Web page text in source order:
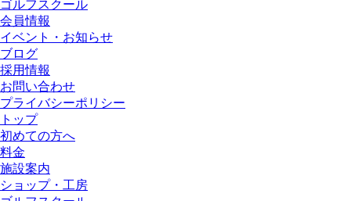
ゴルフスクール
会員情報
イベント・お知らせ
ブログ
採用情報
お問い合わせ
プライバシーポリシー
トップ
初めての方へ
料金
施設案内
ショップ・工房